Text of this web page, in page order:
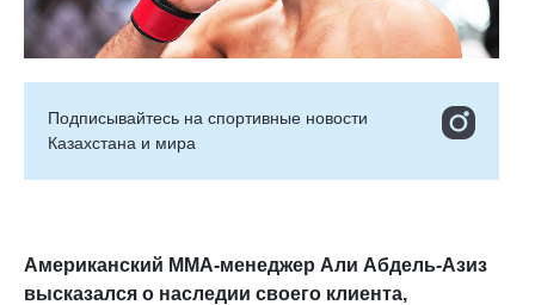
Подписывайтесь на cпортивные новости
Казахстана и мира
Американский ММА-менеджер Али Абдель-Азиз
высказался о наследии своего клиента,